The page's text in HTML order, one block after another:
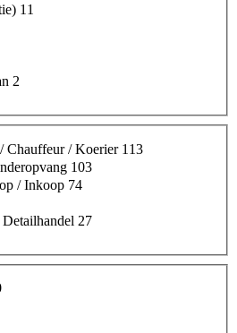
11
2
Chauffeur / Koerier 113
103
/ Inkoop 74
27